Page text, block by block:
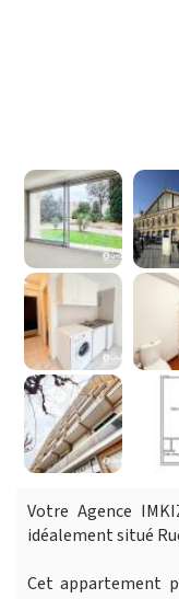
Votre Agence
idéalement situé
Cet appartement